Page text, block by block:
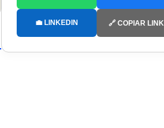
💼 LINKEDIN 🔗 COPIAR LINK